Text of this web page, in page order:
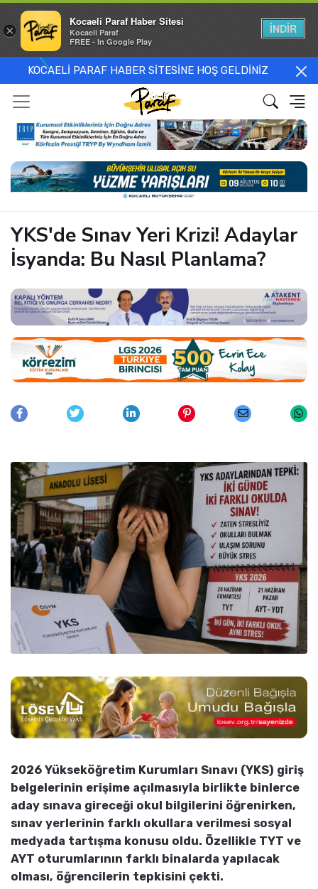
KOCAELİ PARAF HABER SİTESİNE HOŞ GELDİNİZ
YKS'de Sınav Yeri Krizi! Adaylar
İsyanda: Bu Nasıl Planlama?
2026 Yükseköğretim Kurumları Sınavı (YKS) giriş
belgelerinin erişime açılmasıyla birlikte binlerce
aday sınava gireceği okul bilgilerini öğrenirken,
sınav yerlerinin farklı okullara verilmesi sosyal
medyada tartışma konusu oldu. Özellikle TYT ve
AYT oturumlarının farklı binalarda yapılacak
olması, öğrencilerin tepkisini çekti.
×
Kocaeli Paraf Haber Sitesi
Kocaeli Paraf
FREE - In Google Play
İNDİR